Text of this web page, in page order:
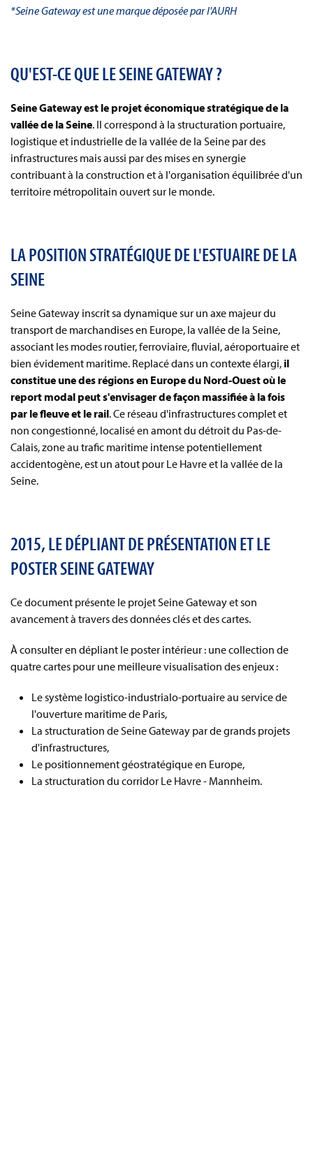
*Seine Gateway est une marque déposée par l'AURH
QU'EST-CE QUE LE SEINE GATEWAY ?
Seine Gateway est le projet économique stratégique de la
vallée de la Seine. Il correspond à la structuration portuaire,
logistique et industrielle de la vallée de la Seine par des
infrastructures mais aussi par des mises en synergie
contribuant à la construction et à l'organisation équilibrée d'un
territoire métropolitain ouvert sur le monde.
LA POSITION STRATÉGIQUE DE L'ESTUAIRE DE LA
SEINE
Seine Gateway inscrit sa dynamique sur un axe majeur du
transport de marchandises en Europe, la vallée de la Seine,
associant les modes routier, ferroviaire, fluvial, aéroportuaire et
bien évidement maritime. Replacé dans un contexte élargi, il
constitue une des régions en Europe du Nord-Ouest où le
report modal peut s'envisager de façon massifiée à la fois
par le fleuve et le rail. Ce réseau d'infrastructures complet et
non congestionné, localisé en amont du détroit du Pas-de-
Calais, zone au trafic maritime intense potentiellement
accidentogène, est un atout pour Le Havre et la vallée de la
Seine.
2015, LE DÉPLIANT DE PRÉSENTATION ET LE
POSTER SEINE GATEWAY
Ce document présente le projet Seine Gateway et son
avancement à travers des données clés et des cartes.
À consulter en dépliant le poster intérieur : une collection de
quatre cartes pour une meilleure visualisation des enjeux :
Le système logistico-industrialo-portuaire au service de
l'ouverture maritime de Paris,
La structuration de Seine Gateway par de grands projets
d'infrastructures,
Le positionnement géostratégique en Europe,
La structuration du corridor Le Havre - Mannheim.